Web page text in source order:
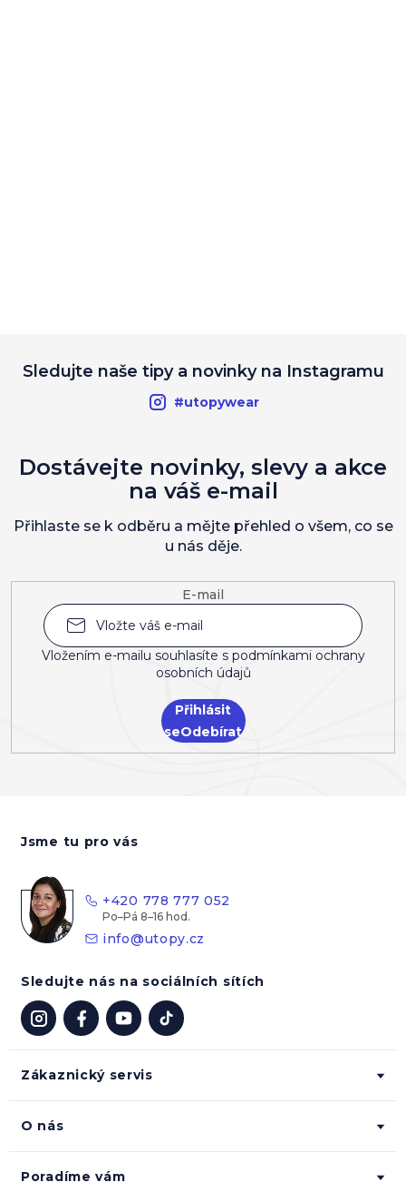
Sledujte naše tipy a novinky na Instagramu
#utopywear
E-mail
Vložením e-mailu souhlasíte s podmínkami ochrany
osobních údajů
Přihlásit
se
Dostávejte novinky, slevy a akce
na váš e-mail
Přihlaste se k odběru a mějte přehled o všem, co se
u nás děje.
Zákaznický servis
O nás
Poradíme vám
Jsme tu pro vás
+420 778 777 052
info@utopy.cz
Sledujte nás na sociálních sítích